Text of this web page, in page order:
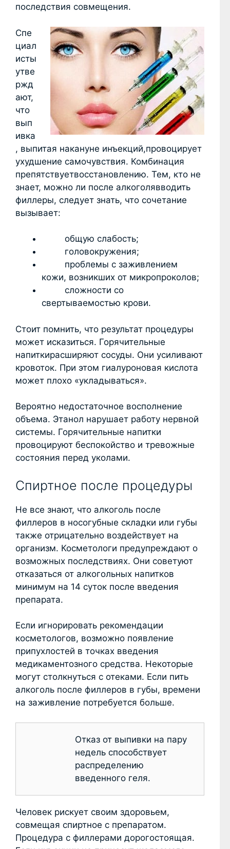
последствия совмещения.
Спе
циал
исты
утве
ржд
ают,
что
вып
ивка
, выпитая накануне инъекций,провоцирует
ухудшение самочувствия. Комбинация
препятствуетвосстановлению. Тем, кто не
знает, можно ли после алкоголявводить
филлеры, следует знать, что сочетание
вызывает:
общую слабость;
головокружения;
проблемы с заживлением
кожи, возникших от микропроколов;
сложности со
свертываемостью крови.
Стоит помнить, что результат процедуры
может исказиться. Горячительные
напиткирасширяют сосуды. Они усиливают
кровоток. При этом гиалуроновая кислота
может плохо «укладываться».
Вероятно недостаточное восполнение
объема. Этанол нарушает работу нервной
системы. Горячительные напитки
провоцируют беспокойство и тревожные
состояния перед уколами.
Спиртное после процедуры
Не все знают, что алкоголь после
филлеров в носогубные складки или губы
также отрицательно воздействует на
организм. Косметологи предупреждают о
возможных последствиях. Они советуют
отказаться от алкогольных напитков
минимум на 14 суток после введения
препарата.
Если игнорировать рекомендации
косметологов, возможно появление
припухлостей в точках введения
медикаментозного средства. Некоторые
могут столкнуться с отеками. Если пить
алкоголь после филлеров в губы, времени
на заживление потребуется больше.
Отказ от выпивки на пару
недель способствует
распределению
введенного геля.
Человек рискует своим здоровьем,
совмещая спиртное с препаратом.
Процедура с филлерами дорогостоящая.